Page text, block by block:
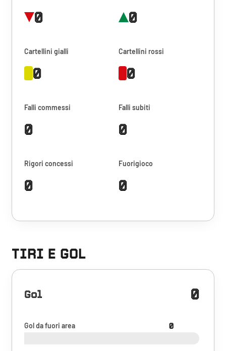
0 0
Cartellini gialli
0
Cartellini rossi
0
Falli commessi
0
Falli subiti
0
Rigori concessi
0
Fuorigioco
0
TIRI E GOL
Gol 0
Gol da fuori area 0